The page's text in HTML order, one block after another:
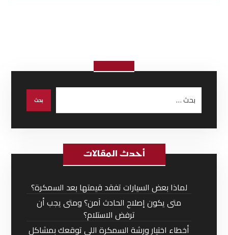
أحدث المقالات
لماذا بعض السيارات تفقد قيمتها بعد السمكرة؟
متى يكون إصلاح الحادث آمن؟ ومتى يجب أن
ترفض الاستلام؟
أخطاء اختيار ورشة السمكرة اللي توقعك بمشاكل